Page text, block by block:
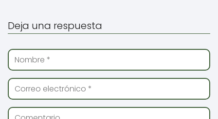
Deja una respuesta